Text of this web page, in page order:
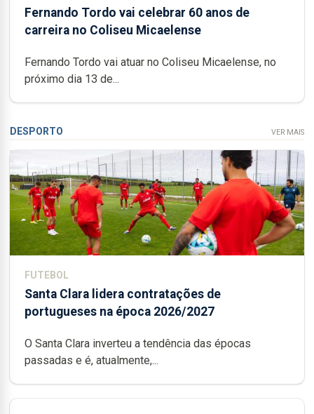
Fernando Tordo vai celebrar 60 anos de
carreira no Coliseu Micaelense
Fernando Tordo vai atuar no Coliseu Micaelense, no
próximo dia 13 de...
DESPORTO VER MAIS
FUTEBOL
Santa Clara lidera contratações de
portugueses na época 2026/2027
O Santa Clara inverteu a tendência das épocas
passadas e é, atualmente,...